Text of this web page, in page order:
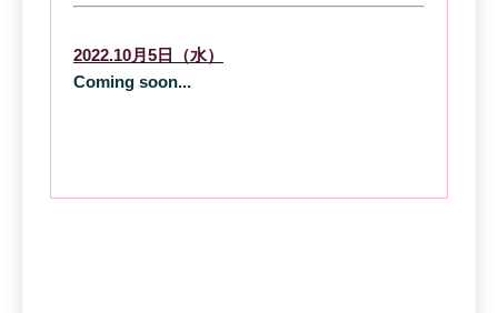
2022.10月5日（水）
Coming soon...